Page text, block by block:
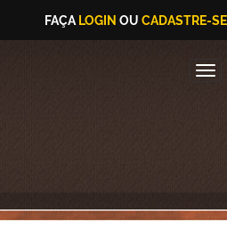
FAÇA LOGIN OU CADASTRE-SE